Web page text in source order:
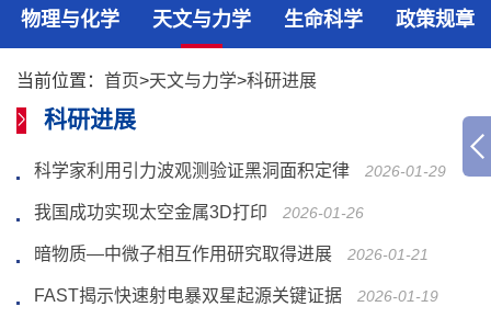
物理与化学 天文与力学 生命科学 政策规章
当前位置： 首页>天文与力学>科研进展
科研进展
科学家利用引力波观测验证黑洞面积定律 2026-01-29
我国成功实现太空金属3D打印 2026-01-26
暗物质—中微子相互作用研究取得进展 2026-01-21
FAST揭示快速射电暴双星起源关键证据 2026-01-19